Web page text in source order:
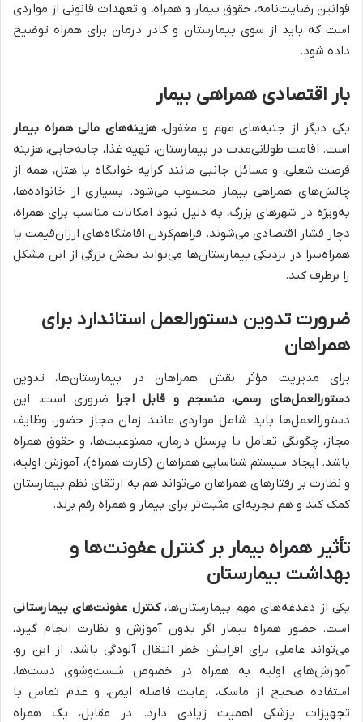
قوانین رضایت‌نامه، حقوق بیمار و همراه، و تعهدات قانونی از مواردی
است که باید از سوی بیمارستان و کادر درمان برای همراه توضیح
داده شود.
بار اقتصادی همراهی بیمار
یکی دیگر از جنبه‌های مهم و مغفول،هزینه‌های مالی همراه بیمار
است. اقامت طولانی‌مدت در بیمارستان، تهیه غذا، جابه‌جایی، هزینه
فرصت شغلی، و مسائل جانبی مانند کرایه خوابگاه یا هتل، همه از
چالش‌های همراهی بیمار محسوب می‌شود. بسیاری از خانواده‌ها،
به‌ویژه در شهرهای بزرگ، به دلیل نبود امکانات مناسب برای همراه،
دچار فشار اقتصادی می‌شوند. فراهم‌کردن اقامتگاه‌های ارزان‌قیمت یا
همراه‌سرا در نزدیکی بیمارستان‌ها می‌تواند بخش بزرگی از این مشکل
را برطرف کند.
ضرورت تدوین دستورالعمل‌ استاندارد برای
همراهان
برای مدیریت مؤثر نقش همراهان در بیمارستان‌ها، تدوین
دستورالعمل‌های رسمی، منسجم و قابل اجرا ضروری است. این
دستورالعمل‌ها باید شامل مواردی مانند زمان مجاز حضور، وظایف
مجاز، چگونگی تعامل با پرسنل درمان، ممنوعیت‌ها، و حقوق همراه
باشد. ایجاد سیستم شناسایی همراهان (کارت همراه)، آموزش اولیه،
و نظارت بر رفتارهای همراهان می‌تواند هم به ارتقای نظم بیمارستان
کمک کند و هم تجربه‌ای مثبت‌تر برای بیمار و همراه رقم بزند.
تأثیر همراه بیمار بر کنترل عفونت‌ها و
بهداشت بیمارستان
یکی از دغدغه‌های مهم بیمارستان‌ها،کنترل عفونت‌های بیمارستانی
است. حضور همراه بیمار اگر بدون آموزش و نظارت انجام گیرد،
می‌تواند عاملی برای افزایش خطر انتقال آلودگی باشد. از این رو،
آموزش‌های اولیه به همراه در خصوص شست‌وشوی دست‌ها،
استفاده صحیح از ماسک، رعایت فاصله ایمن، و عدم تماس با
تجهیزات پزشکی اهمیت زیادی دارد. در مقابل، یک همراه